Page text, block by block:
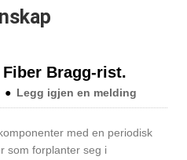
Bragg-rist.
● Legg igjen en melding
med en periodisk
som forplanter seg i